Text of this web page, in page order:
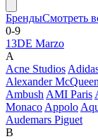
БрендыСмотреть
0-9
13DE Marzo
A
Acne Studios
Alexander
AmbushAMI Paris
MonacoAppolo
Audemars Piguet
B